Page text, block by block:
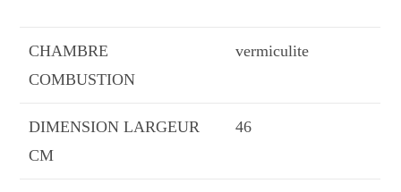
CHAMBRE
COMBUSTION
vermiculite
DIMENSION LARGEUR
CM
46